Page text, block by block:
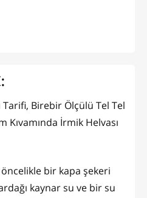
Tarifi, Birebir Ölçülü Tel Tel
Kıvamında İrmik Helvası
bir kapa şekeri
kaynar su ve bir su